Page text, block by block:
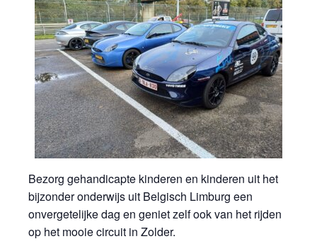
Bezorg gehandicapte kinderen en kinderen uit het
bijzonder onderwijs uit Belgisch Limburg een
onvergetelijke dag en geniet zelf ook van het rijden
op het mooie circuit in Zolder.